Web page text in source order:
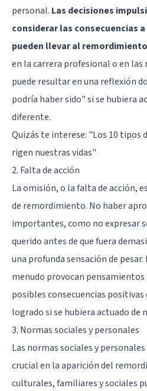
personal. Las decisiones
considerar las consecuencias
pueden llevar al remordimiento
en la carrera profesional o en las
puede resultar en una reflexión
podría haber sido" si se hubiera
diferente.
Quizás te interese: "Los 10 tipos
rigen nuestras vidas"
2. Falta de acción
La omisión, o la falta de acción,
de remordimiento. No haber
importantes, como no expresar
querido antes de que fuera
una profunda sensación de
menudo provocan
posibles consecuencias
logrado si se hubiera actuado de
3. Normas sociales y personales
Las normas sociales y
crucial en la aparición del
culturales, familiares y sociales